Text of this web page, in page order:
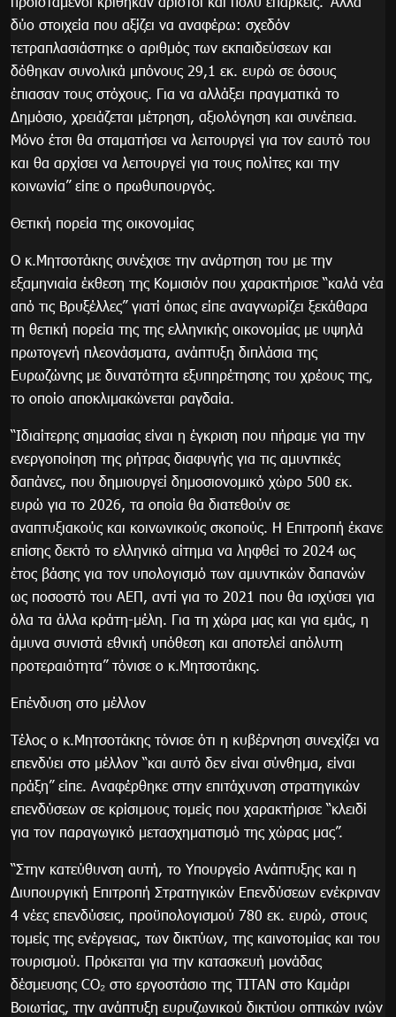
δύο στοιχεία που αξίζει να αναφέρω: σχεδόν
τετραπλασιάστηκε ο αριθμός των εκπαιδεύσεων και
δόθηκαν συνολικά μπόνους 29,1 εκ. ευρώ σε όσους
έπιασαν τους στόχους. Για να αλλάξει πραγματικά το
Δημόσιο, χρειάζεται μέτρηση, αξιολόγηση και συνέπεια.
Μόνο έτσι θα σταματήσει να λειτουργεί για τον εαυτό του
και θα αρχίσει να λειτουργεί για τους πολίτες και την
κοινωνία” είπε ο πρωθυπουργός.
Θετική πορεία της οικονομίας
Ο κ.Μητσοτάκης συνέχισε την ανάρτηση του με την
εξαμηνιαία έκθεση της Κομισιόν που χαρακτήρισε “καλά νέα
από τις Βρυξέλλες” γιατί όπως είπε αναγνωρίζει ξεκάθαρα
τη θετική πορεία της της ελληνικής οικονομίας με υψηλά
πρωτογενή πλεονάσματα, ανάπτυξη διπλάσια της
Ευρωζώνης με δυνατότητα εξυπηρέτησης του χρέους της,
το οποίο αποκλιμακώνεται ραγδαία.
“Ιδιαίτερης σημασίας είναι η έγκριση που πήραμε για την
ενεργοποίηση της ρήτρας διαφυγής για τις αμυντικές
δαπάνες, που δημιουργεί δημοσιονομικό χώρο 500 εκ.
ευρώ για το 2026, τα οποία θα διατεθούν σε
αναπτυξιακούς και κοινωνικούς σκοπούς. Η Επιτροπή έκανε
επίσης δεκτό το ελληνικό αίτημα να ληφθεί το 2024 ως
έτος βάσης για τον υπολογισμό των αμυντικών δαπανών
ως ποσοστό του ΑΕΠ, αντί για το 2021 που θα ισχύσει για
όλα τα άλλα κράτη-μέλη. Για τη χώρα μας και για εμάς, η
άμυνα συνιστά εθνική υπόθεση και αποτελεί απόλυτη
προτεραιότητα” τόνισε ο κ.Μητσοτάκης.
Επένδυση στο μέλλον
Τέλος ο κ.Μητσοτάκης τόνισε ότι η κυβέρνηση συνεχίζει να
επενδύει στο μέλλον “και αυτό δεν είναι σύνθημα, είναι
πράξη” είπε. Αναφέρθηκε στην επιτάχυνση στρατηγικών
επενδύσεων σε κρίσιμους τομείς που χαρακτήρισε “κλειδί
για τον παραγωγικό μετασχηματισμό της χώρας μας”.
“Στην κατεύθυνση αυτή, το Υπουργείο Ανάπτυξης και η
Διυπουργική Επιτροπή Στρατηγικών Επενδύσεων ενέκριναν
4 νέες επενδύσεις, προϋπολογισμού 780 εκ. ευρώ, στους
τομείς της ενέργειας, των δικτύων, της καινοτομίας και του
τουρισμού. Πρόκειται για την κατασκευή μονάδας
δέσμευσης CO₂ στο εργοστάσιο της ΤΙΤΑΝ στο Καμάρι
Βοιωτίας, την ανάπτυξη ευρυζωνικού δικτύου οπτικών ινών